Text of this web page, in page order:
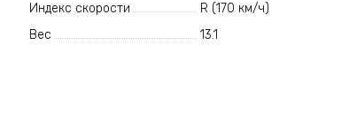
Индекс скорости
R (170 км/ч)
Вес
13.1